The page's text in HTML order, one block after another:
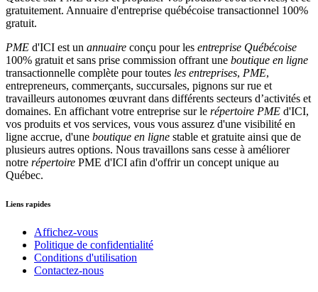
PME d'ICI est un annuaire conçu pour les entreprise Québécoise
100% gratuit et sans prise commission offrant une boutique en ligne
transactionnelle complète pour toutes les entreprises, PME,
entrepreneurs, commerçants, succursales, pignons sur rue et
travailleurs autonomes œuvrant dans différents secteurs d’activités et
domaines. En affichant votre entreprise sur le répertoire PME d'ICI,
vos produits et vos services, vous vous assurez d'une visibilité en
ligne accrue, d'une boutique en ligne stable et gratuite ainsi que de
plusieurs autres options. Nous travaillons sans cesse à améliorer
notre répertoire PME d'ICI afin d'offrir un concept unique au
Québec.
Liens rapides
Affichez-vous
Politique de confidentialité
Conditions d'utilisation
Contactez-nous